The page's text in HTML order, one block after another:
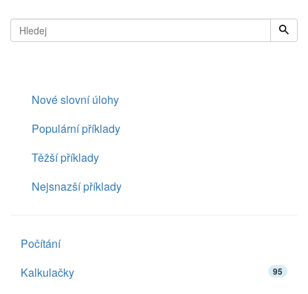
Nové slovní úlohy
Populární příklady
Těžší příklady
Nejsnazší příklady
Počítání
Kalkulačky
95